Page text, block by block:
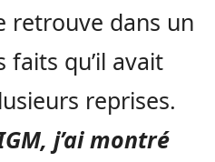
retrouve dans un
qu’il avait
reprises.
j’ai montré